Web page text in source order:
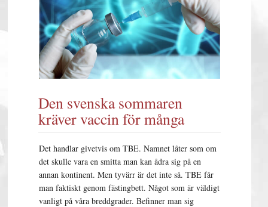
Den svenska sommaren
kräver vaccin för många
Det handlar givetvis om TBE. Namnet låter som om
det skulle vara en smitta man kan ådra sig på en
annan kontinent. Men tyvärr är det inte så. TBE får
man faktiskt genom fästingbett. Något som är väldigt
vanligt på våra breddgrader. Befinner man sig